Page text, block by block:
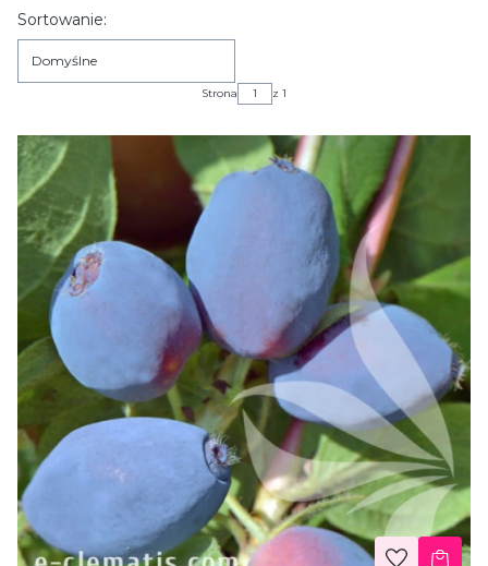
Lista produktów
Sortowanie:
Domyślne
Strona z 1